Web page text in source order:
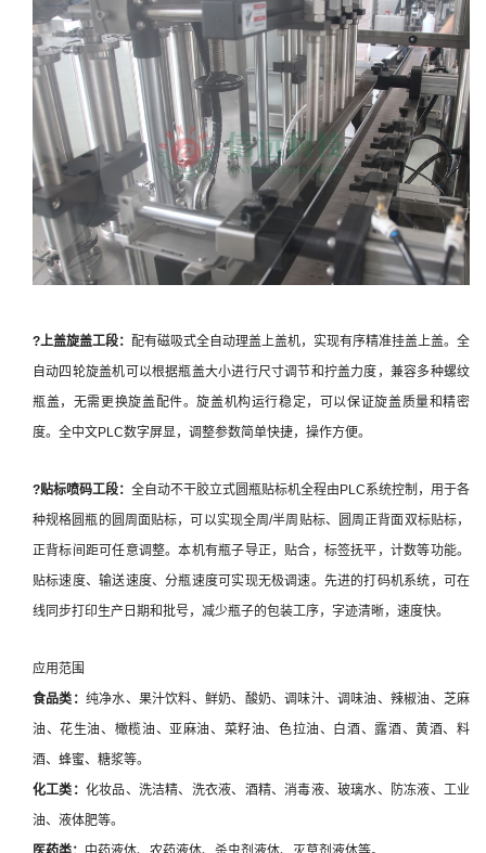
?上盖旋盖工段： 配有磁吸式全自动理盖上盖机，实现有序精准挂盖上盖。全
自动四轮旋盖机可以根据瓶盖大小进行尺寸调节和拧盖力度，兼容多种螺纹
瓶盖，无需更换旋盖配件。旋盖机构运行稳定，可以保证旋盖质量和精密
度。全中文PLC数字屏显，调整参数简单快捷，操作方便。
?贴标喷码工段： 全自动不干胶立式圆瓶贴标机全程由PLC系统控制，用于各
种规格圆瓶的圆周面贴标，可以实现全周/半周贴标、圆周正背面双标贴标，
正背标间距可任意调整。本机有瓶子导正，贴合，标签抚平，计数等功能。
贴标速度、输送速度、分瓶速度可实现无极调速。先进的打码机系统，可在
线同步打印生产日期和批号，减少瓶子的包装工序，字迹清晰，速度快。
应用范围
食品类： 纯净水、果汁饮料、鲜奶、酸奶、调味汁、调味油、辣椒油、芝麻
油、花生油、橄榄油、亚麻油、菜籽油、色拉油、白酒、露酒、黄酒、料
酒、蜂蜜、糖浆等。
化工类： 化妆品、洗洁精、洗衣液、酒精、消毒液、玻璃水、防冻液、工业
油、液体肥等。